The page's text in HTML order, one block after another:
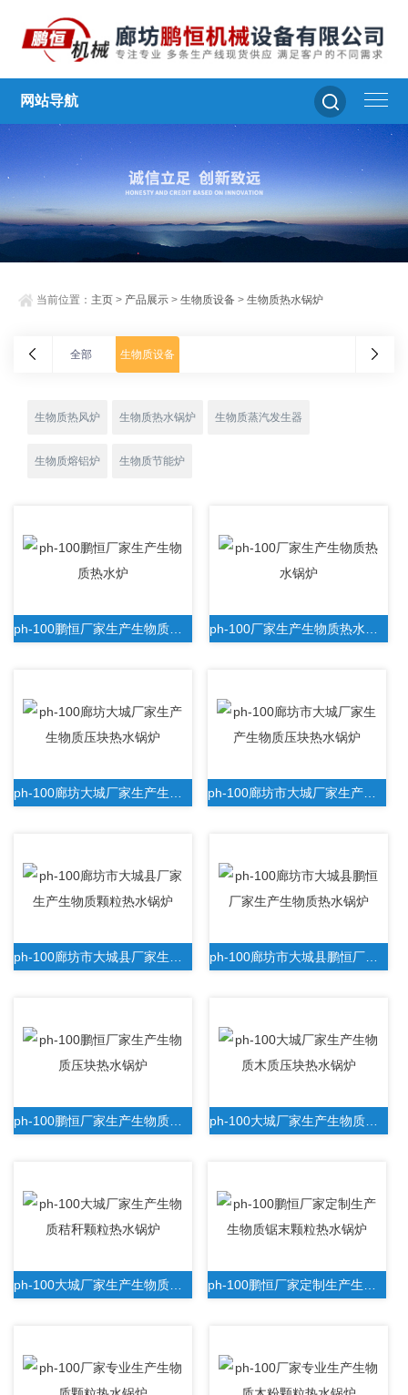
网站导航
当前位置： 主页 > 产品展示 >生物质设备 >生物质热水锅炉
全部 生物质设备
生物质热风炉 生物质热水锅炉 生物质蒸汽发生器
生物质熔铝炉 生物质节能炉
ph-100鹏恒厂家生产生物质热水炉 ph-100厂家生产生物质热水锅炉
ph-100廊坊大城厂家生产生物质压块热水锅炉 ph-100廊坊市大城厂家生产生物质压块热水锅炉
ph-100廊坊市大城县厂家生产生物质颗粒热水锅炉 ph-100廊坊市大城县鹏恒厂家生产生物质热水锅炉
ph-100鹏恒厂家生产生物质压块热水锅炉 ph-100大城厂家生产生物质木质压块热水锅炉
ph-100大城厂家生产生物质秸秆颗粒热水锅炉 ph-100鹏恒厂家定制生产生物质锯末颗粒热水锅炉